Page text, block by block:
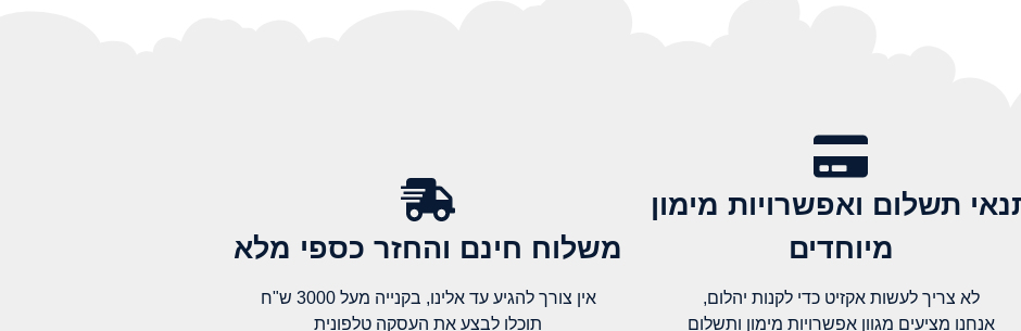
תשלום ואפשרויות מימון
מיוחדים
לא צריך לעשות אקזיט כדי לקנות יהלום,
אנחנו מציעים מגוון אפשרויות מימון ותשלום
משלוח חינם והחזר כספי מלא​
אין צורך להגיע עד אלינו, בקנייה מעל 3000 ש"ח
תוכלו לבצע את העסקה טלפונית